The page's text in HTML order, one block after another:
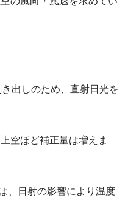
出しのため、直射日光を
空ほど補正量は増えま
、⽇射の影響により温度